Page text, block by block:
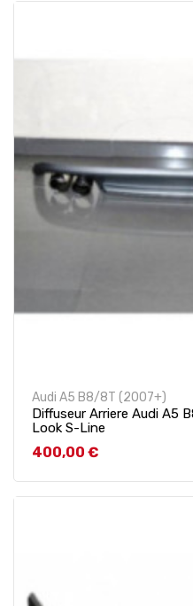
Audi A5 B8/8T (2007+)
Diffuseur Arriere Audi A5
Look S-Line
Prix
400,00 €